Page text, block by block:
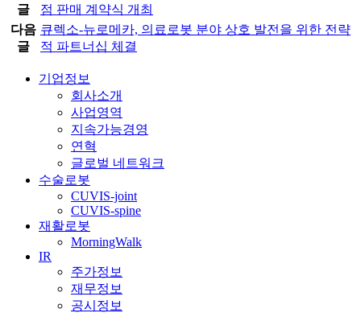
글
점 판매 계약식 개최
다음
글
큐렉소-뉴로메카, 의료로봇 분야 상호 발전을 위한 전략
적 파트너십 체결
기업정보
회사소개
사업영역
지속가능경영
연혁
글로벌 네트워크
수술로봇
CUVIS-joint
CUVIS-spine
재활로봇
MorningWalk
IR
주가정보
재무정보
공시정보